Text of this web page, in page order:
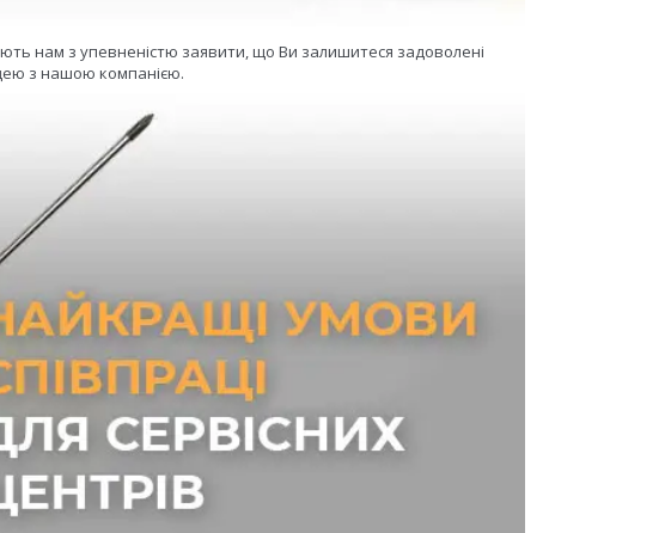
нам з упевненістю заявити, що Ви залишитеся задоволені
з нашою компанією.